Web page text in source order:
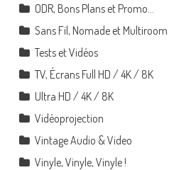
ODR, Bons Plans et Promo…
Sans Fil, Nomade et Multiroom
Tests et Vidéos
TV, Écrans Full HD / 4K / 8K
Ultra HD / 4K / 8K
Vidéoprojection
Vintage Audio & Video
Vinyle, Vinyle, Vinyle !